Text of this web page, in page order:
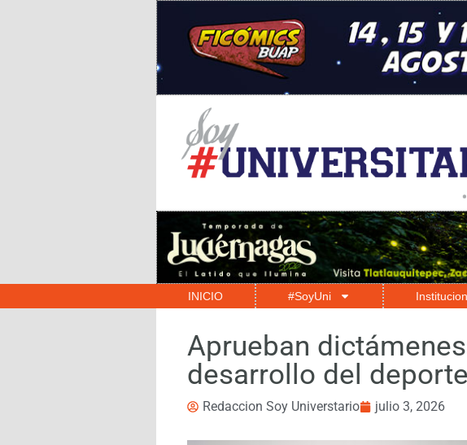
INICIO #SoyUni
Aprueban
desarrollo del
Redaccion Soy Universtario julio 3, 2026